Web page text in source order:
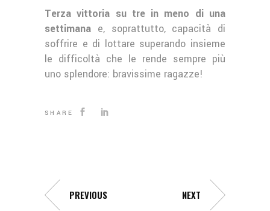
Terza vittoria su tre in meno di una
settimana e, soprattutto, capacità di
soffrire e di lottare superando insieme
le difficoltà che le rende sempre più
uno splendore: bravissime ragazze!
SHARE
PREVIOUS NEXT